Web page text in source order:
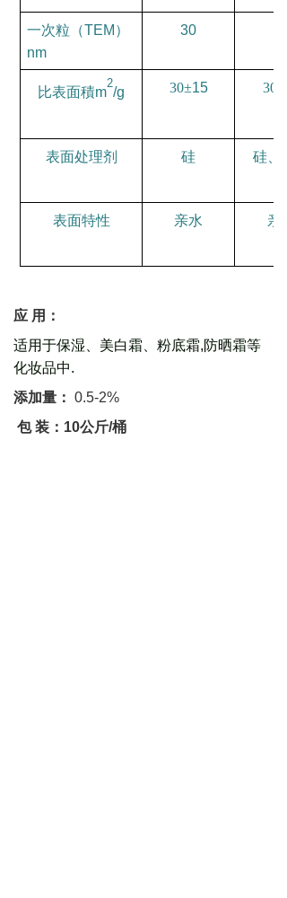
一次粒（TEM ）
nm
30
比表面積m
2
/g 30±15 30±
表面处理剂 硅 硅、
表面特性 亲水 亲
应 用：
适用于保湿、美白霜、粉底霜,防晒霜等
化妆品中.
添加量： 0.5-2%
包 装： 10公斤/桶